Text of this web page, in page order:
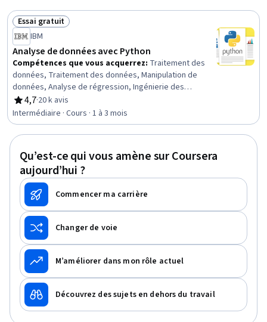
Statut : Essai gratuit
Essai gratuit
IBM
Analyse de données avec Python
Compétences que vous acquerrez: Traitement des
données, Traitement des données, Manipulation de
données, Analyse de régression, Ingénierie des
fonctionnalités, Programmation Python, Visualisation des
données, Importation/exportation de données, Analyse
des données, Analyse statistique, Prétraitement des
données, Modèle de formation, Visualisation
statistiques, Évaluation du modèle, Analyse exploratoire
des données, Nettoyage des données, Modélisation
prédictive, Transformation des données
4,7
évaluation, 4,7 sur 5 étoiles
·20 k avis
Intermédiaire · Cours · 1 à 3 mois
Qu’est-ce qui vous amène sur Coursera
aujourd’hui ?
Commencer ma carrière
Changer de voie
M’améliorer dans mon rôle actuel
Découvrez des sujets en dehors du travail